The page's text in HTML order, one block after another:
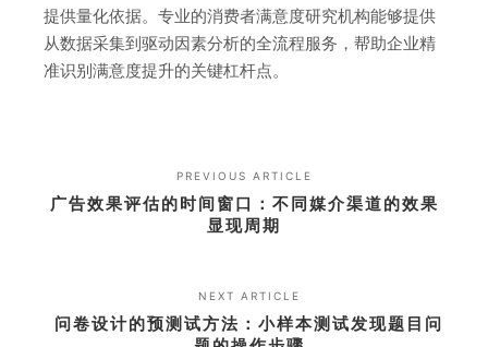
提供量化依据。专业的消费者满意度研究机构能够提供
从数据采集到驱动因素分析的全流程服务，帮助企业精
准识别满意度提升的关键杠杆点。
PREVIOUS ARTICLE
广告效果评估的时间窗口：不同媒介渠道的效果
显现周期
NEXT ARTICLE
问卷设计的预测试方法：小样本测试发现题目问